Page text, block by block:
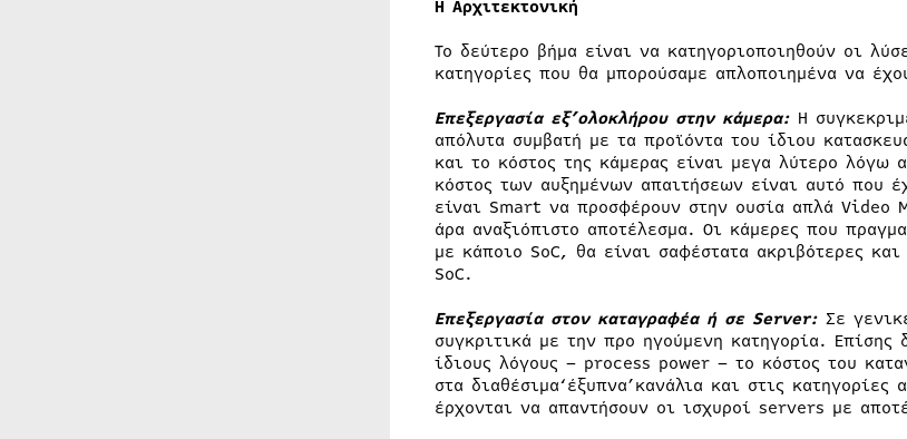
Η Αρχιτεκτονική
Το δεύτερο βήμα είναι να κατηγοριοποιηθούν οι
κατηγορίες που θα μπορούσαμε απλοποιημένα να
Επεξεργασία εξ’ολοκλήρου στην κάμερα:Η
απόλυτα συμβατή με τα προϊόντα του ίδιου
και το κόστος της κάμερας είναι μεγα λύτερο
κόστος των αυξημένων απαιτήσεων είναι αυτό που
είναι Smart να προσφέρουν στην ουσία απλά
άρα αναξιόπιστο αποτέλεσμα. Οι κάμερες που
με κάποιο SoC, θα είναι σαφέστατα ακριβότερες
SoC.
Επεξεργασία στον καταγραφέα ή σε Server:Σε
συγκριτικά με την προ ηγούμενη κατηγορία.
ίδιους λόγους – process power – το κόστος του
στα διαθέσιμα‘έξυπνα’κανάλια και στις
έρχονται να απαντήσουν οι ισχυροί servers με